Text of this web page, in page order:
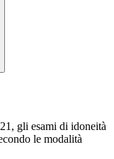
gli esami di idoneità
le modalità